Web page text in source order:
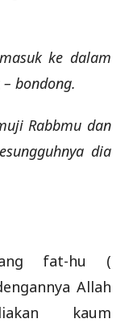
ke dalam
bondong.
Rabbmu dan
dia
fat-hu (
Allah
kaum